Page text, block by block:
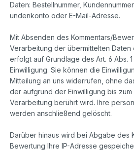
Daten: Bestellnummer,
undenkonto oder E-Mail-Adresse.
Mit Absenden des Kommentars/
Verarbeitung der übermittelten Daten
erfolgt auf Grundlage des Art. 6 Abs. 1
Einwilligung. Sie können die
Mitteilung an uns widerrufen, ohne
der aufgrund der Einwilligung bis
Verarbeitung berührt wird. Ihre
werden anschließend gelöscht.
Darüber hinaus wird bei Abgabe des
Bewertung Ihre IP-Adresse